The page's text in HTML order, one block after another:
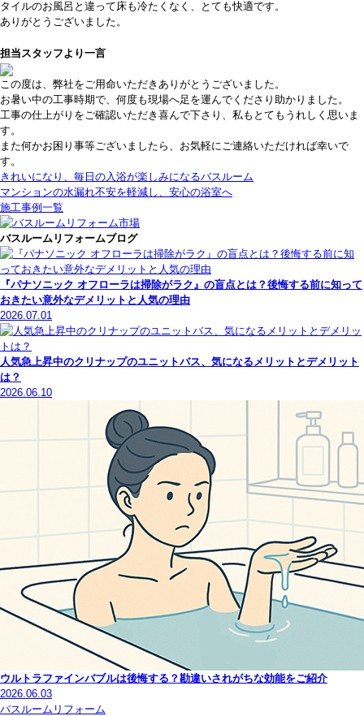
タイルのお風呂と違って床も冷たくなく、とても快適です。
ありがとうございました。
担当スタッフより一言
この度は、弊社をご用命いただきありがとうございました。
お暑い中の工事時期で、何度も現場へ足を運んでくださり助かりました。
工事の仕上がりをご確認いただき喜んで下さり、私もとてもうれしく思いま
す。
また何かお困り事等ございましたら、お気軽にご連絡いただければ幸いで
す。
きれいになり、毎日の入浴が楽しみになるバスルーム
マンションの水漏れ不安を軽減し、安心の浴室へ
施工事例一覧
バスルームリフォームブログ
『パナソニック オフローラは掃除がラク』の盲点とは？後悔する前に知って
おきたい意外なデメリットと人気の理由
2026.07.01
人気急上昇中のクリナップのユニットバス、気になるメリットとデメリット
は？
2026.06.10
ウルトラファインバブルは後悔する？勘違いされがちな効能をご紹介
2026.06.03
バスルームリフォーム